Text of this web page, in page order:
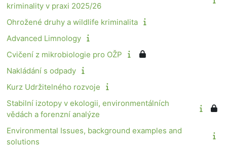
kriminality v praxi 2025/26
Ohrožené druhy a wildlife kriminalita
Advanced Limnology
Cvičení z mikrobiologie pro OŽP
Nakládání s odpady
Kurz Udržitelného rozvoje
Stabilní izotopy v ekologii, environmentálních
vědách a forenzní analýze
Environmental Issues, background examples and
solutions